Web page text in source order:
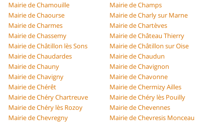
Mairie de Chamouille
Mairie de Champs
Mairie de Chaourse
Mairie de Charly sur Marne
Mairie de Charmes
Mairie de Chartèves
Mairie de Chassemy
Mairie de Château Thierry
Mairie de Châtillon lès Sons
Mairie de Châtillon sur Oise
Mairie de Chaudardes
Mairie de Chaudun
Mairie de Chauny
Mairie de Chavignon
Mairie de Chavigny
Mairie de Chavonne
Mairie de Chérêt
Mairie de Chermizy Ailles
Mairie de Chéry Chartreuve
Mairie de Chéry lès Pouilly
Mairie de Chéry lès Rozoy
Mairie de Chevennes
Mairie de Chevregny
Mairie de Chevresis Monceau